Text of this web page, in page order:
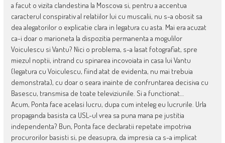
a facut o vizita clandestina la Moscova si, pentru a accentua
caracterul conspirativ al relatiilor lui cu muscalii, nu s-a obosit sa
dea alegatorilor o explicatie clara in legatura cu asta. Mai era acuzat
ca-i doar o marioneta la dispozitia permanenta a mogulilor
Voiculescu si Vantu? Nici o problema, s-a lasat fotografiat, spre
miezul noptii, intrand cu spinarea incovoiata in casa lui Vantu
(legatura cu Voiculescu, fiind atat de evidenta, nu mai trebuia
demonstrata), cu doar o seara inainte de confruntarea decisiva cu
Basescu, transmisa de toate televiziunile. Si a functionat…
Acum, Ponta face acelasi lucru, dupa cum inteleg eu lucrurile. Urla
propaganda basista ca USL-ul vrea sa puna mana pe justitia
independenta? Bun, Ponta face declaratii repetate impotriva
procurorilor basisti si, pe deasupra, da impresia ca s-a implicat